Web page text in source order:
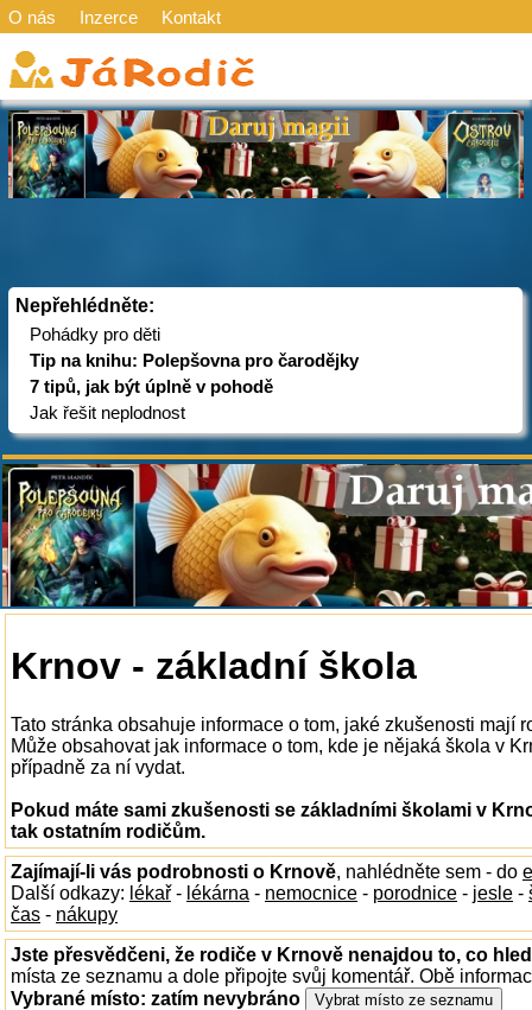
O nás Inzerce Kontakt
Nepřehlédněte:
Pohádky pro děti
Tip na knihu: Polepšovna pro čarodějky
7 tipů, jak být úplně v pohodě
Jak řešit neplodnost
Krnov - základní škola
Tato stránka obsahuje informace o tom, jaké zkušenosti mají
Může obsahovat jak informace o tom, kde je nějaká škola v
případně za ní vydat.
Pokud máte sami zkušenosti se základními školami v
tak ostatním rodičům.
Zajímají-li vás podrobnosti o Krnově, nahlédněte sem - do
Další odkazy: lékař - lékárna - nemocnice - porodnice - jesle -
čas - nákupy
Jste přesvědčeni, že rodiče v Krnově nenajdou to, co
místa ze seznamu a dole připojte svůj komentář. Obě
Vybrané místo: zatím nevybráno